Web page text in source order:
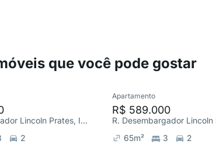
que você pode gostar
R. Desembargador Lincoln Prates, Itapoã
2
Apartamento
R$ 589.000
65m² 3 2